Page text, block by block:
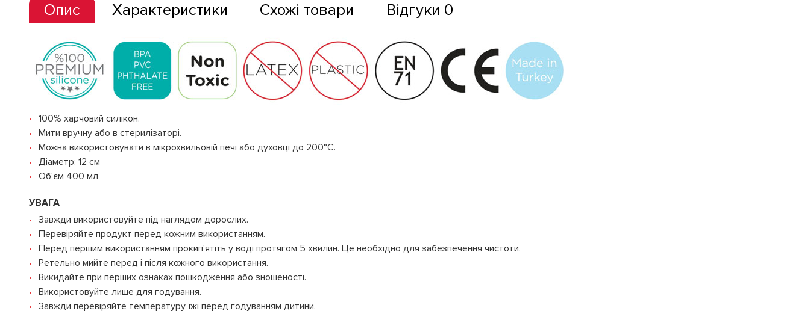
Опис Характеристики Схожі товари Відгуки 0
100% харчовий силікон.
Мити вручну або в стерилізаторі.
Можна використовувати в мікрохвильовій печі або духовці до 200°C.
Діаметр: 12 см
Об'єм 400 мл
УВАГА
Завжди використовуйте під наглядом дорослих.
Перевіряйте продукт перед кожним використанням.
Перед першим використанням прокип'ятіть у воді протягом 5 хвилин. Це необхідно для забезпечення чистоти.
Ретельно мийте перед і після кожного використання.
Викидайте при перших ознаках пошкодження або зношеності.
Використовуйте лише для годування.
Завжди перевіряйте температуру їжі перед годуванням дитини.